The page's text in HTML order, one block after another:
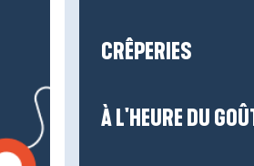
CRÊPERIES
À L'HEURE DU